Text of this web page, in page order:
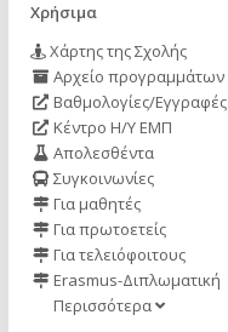
Χρήσιμα
Χάρτης της Σχολής
Αρχείο προγραμμάτων
Βαθμολογίες/Εγγραφές
Κέντρο Η/Υ ΕΜΠ
Απολεσθέντα
Συγκοινωνίες
Για μαθητές
Για πρωτοετείς
Για τελειόφοιτους
Erasmus-Διπλωματική
Περισσότερα